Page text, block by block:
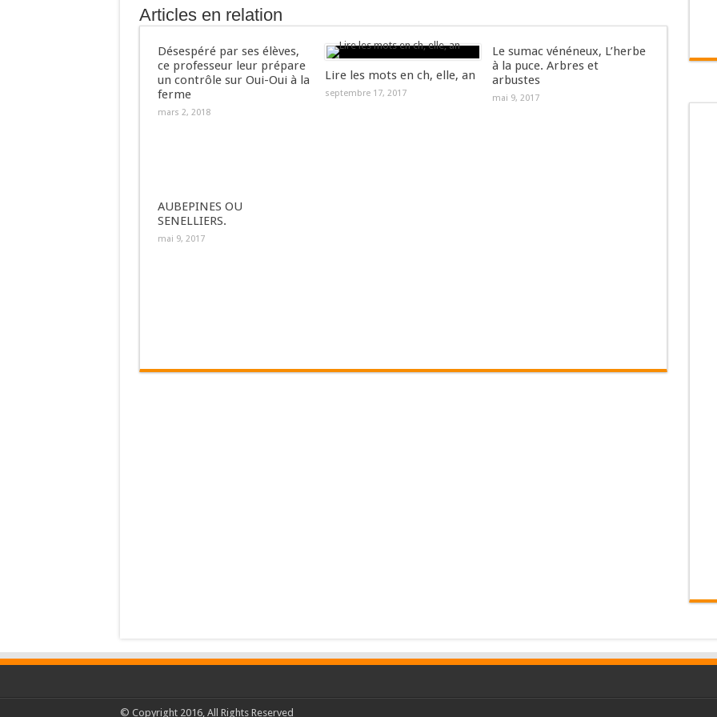
Articles en relation
Désespéré par ses élèves,
ce professeur leur prépare
un contrôle sur Oui-Oui à la
ferme
mars 2, 2018
Lire les mots en ch, elle, an
septembre 17, 2017
Le sumac vénéneux, L’herbe
à la puce. Arbres et
arbustes
mai 9, 2017
AUBEPINES OU
SENELLIERS.
mai 9, 2017
© Copyright 2016, All Rights Reserved